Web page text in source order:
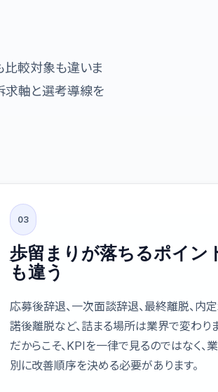
比較対象も違いま
求軸と選考導線を
03
歩留まりが落ちるポイン
も違う
応募後辞退、一次面談辞退、最終離脱、内
諾後離脱など、詰まる場所は業界で変わりま
だからこそ、KPIを一律で見るのではなく、
別に改善順序を決める必要があります。